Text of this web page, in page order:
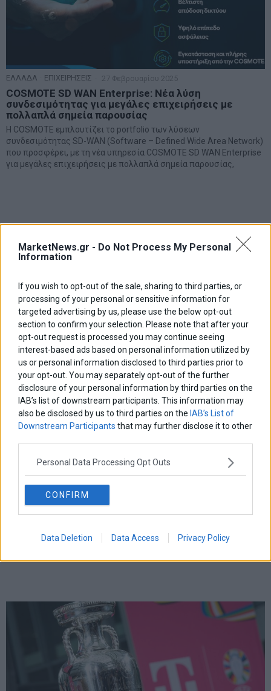
MarketNews.gr - Do Not Process My Personal
Information
If you wish to opt-out of the sale, sharing to third parties, or
processing of your personal or sensitive information for
targeted advertising by us, please use the below opt-out
section to confirm your selection. Please note that after your
opt-out request is processed you may continue seeing
interest-based ads based on personal information utilized by
us or personal information disclosed to third parties prior to
your opt-out. You may separately opt-out of the further
disclosure of your personal information by third parties on the
IAB’s list of downstream participants. This information may
also be disclosed by us to third parties on the IAB’s List of
Downstream Participants that may further disclose it to other
Personal Data Processing Opt Outs
CONFIRM
Data Deletion Data Access Privacy Policy
ΕΛΛΑΔΑ ΕΠΙΧΕΙΡΗΣΕΙΣ 27 Φεβρουαρίου 2025
COSMOTE SD WAN Enterprise: Νέα λύση
συνδεσιμότητας για μεγάλες επιχειρήσεις με
πολλαπλά σημεία παρουσίας
Η COSMOTE εμπλουτίζει το portfolio των λύσεων
συνδεσιμότητας SD-WAN (Software – Defined Wide Area Network)
που προσφέρει, με τη νέα υπηρεσία COSMOTΕ SD WAN Enterprise
για μεγάλες επιχειρήσεις με πολλαπλά σημεία παρουσίας,